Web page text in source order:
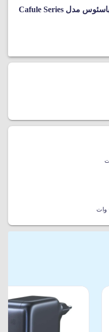
کابل شارژ Type-C to Type-C باسئوس مدل Cafule Series